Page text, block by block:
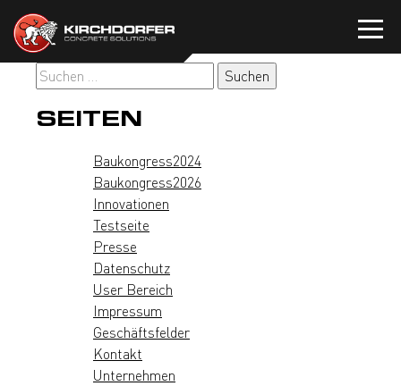
Inhalt
springen
Suchen
nach:
SEITEN
Baukongress2024
Baukongress2026
Innovationen
Testseite
Presse
Datenschutz
User Bereich
Impressum
Geschäftsfelder
Kontakt
Unternehmen